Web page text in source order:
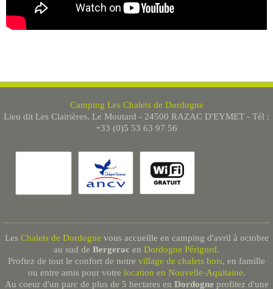
Camping Les Chalets de Dordogne
Lieu dit Les Clairières, Le Moutard - 24500 RAZAC D'EYMET - Tél :
+33 (0)5 53 63 97 56
Les Chalets de Dordogne vous accueille en camping d'avril à octobre
au sud de Bergerac en Dordogne Périgord.
Proftez de tout le confort de notre village de chalets bois, en famille
ou entre amis pour votre location en Nouvelle-Aquitaine.
Au coeur d'un parc de plus de 5 hectares en Dordogne profitez d'une